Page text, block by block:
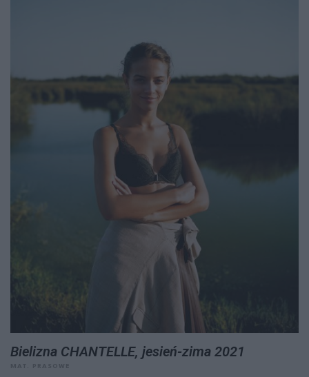
Bielizna CHANTELLE, jesień-zima 2021